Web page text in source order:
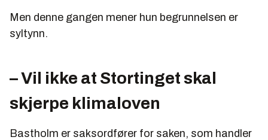
Men denne gangen mener hun begrunnelsen er
syltynn.
– Vil ikke at Stortinget skal
skjerpe klimaloven
Bastholm er saksordfører for saken, som handler